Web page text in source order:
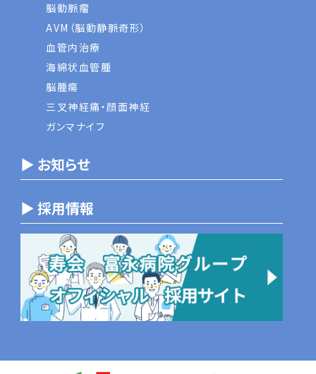
脳動脈瘤
AVM（脳動静脈奇形）
血管内治療
海綿状血管腫
脳腫瘍
三叉神経痛・顔面神経
ガンマナイフ
▶ お知らせ
▶ 採用情報